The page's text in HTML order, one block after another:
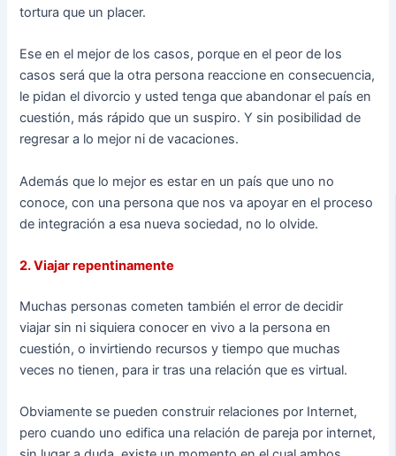
tortura que un placer.
Ese en el mejor de los casos, porque en el peor de los
casos será que la otra persona reaccione en consecuencia,
le pidan el divorcio y usted tenga que abandonar el país en
cuestión, más rápido que un suspiro. Y sin posibilidad de
regresar a lo mejor ni de vacaciones.
Además que lo mejor es estar en un país que uno no
conoce, con una persona que nos va apoyar en el proceso
de integración a esa nueva sociedad, no lo olvide.
2. Viajar repentinamente
Muchas personas cometen también el error de decidir
viajar sin ni siquiera conocer en vivo a la persona en
cuestión, o invirtiendo recursos y tiempo que muchas
veces no tienen, para ir tras una relación que es virtual.
Obviamente se pueden construir relaciones por Internet,
pero cuando uno edifica una relación de pareja por internet,